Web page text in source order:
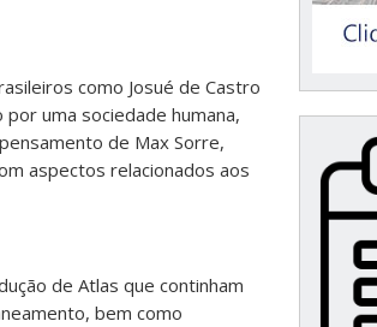
como Josué de Castro
uma sociedade humana,
de Max Sorre,
aspectos relacionados aos
de Atlas que continham
bem como